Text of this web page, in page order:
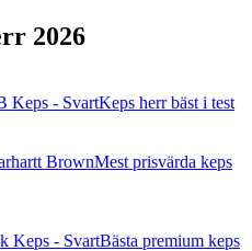
2026
Keps - SvartKeps herr bäst i test
BrownMest prisvärda keps
Keps - SvartBästa premium keps